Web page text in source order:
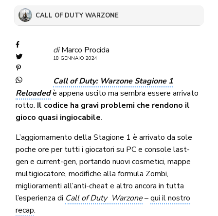
CALL OF DUTY WARZONE
di Marco Procida
18 GENNAIO 2024
Call of Duty: Warzone Stagione 1
Reloadedè appena uscito ma sembra essere arrivato
rotto. Il codice ha gravi problemi che rendono il
gioco quasi ingiocabile.
L’aggiornamento della Stagione 1 è arrivato da sole
poche ore per tutti i giocatori su PC e console last-
gen e current-gen, portando nuovi cosmetici, mappe
multigiocatore, modifiche alla formula Zombi,
miglioramenti all’anti-cheat e altro ancora in tutta
l’esperienza di Call of Duty Warzone–qui il nostro
recap.